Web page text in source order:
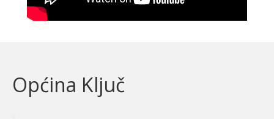
Općina Ključ